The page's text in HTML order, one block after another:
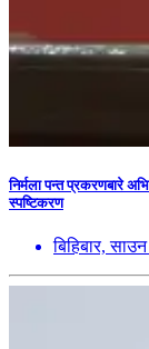
निर्मला पन्त प्रकरणबारे
स्पष्टिकरण
बिहिबार,